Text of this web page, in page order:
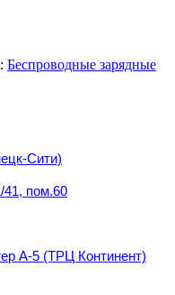
Беспроводные зарядные
Сити)
41, пом.60
А-5 (ТРЦ Континент)